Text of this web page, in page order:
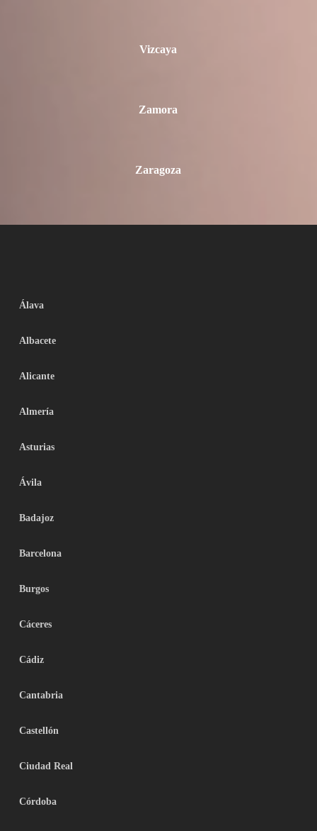
Vizcaya
Zamora
Zaragoza
Álava
Albacete
Alicante
Almería
Asturias
Ávila
Badajoz
Barcelona
Burgos
Cáceres
Cádiz
Cantabria
Castellón
Ciudad Real
Córdoba